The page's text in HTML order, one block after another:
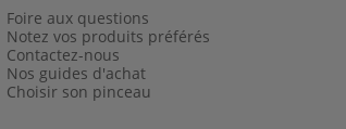
Foire aux questions
Notez vos produits préférés
Contactez-nous
Nos guides d'achat
Choisir son pinceau